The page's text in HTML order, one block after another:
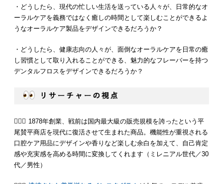
・どうしたら、現代の忙しい生活を送っている人々が、日常的なオ
ーラルケアを義務ではなく癒しの時間として楽しむことができるよ
うなオーラルケア製品をデザインできるだろうか？
・どうしたら、健康志向の人々が、面倒なオーラルケアを日常の癒
し習慣として取り入れることができる、魅力的なフレーバーを持つ
デンタルフロスをデザインできるだろうか？
💁🏻‍♂️ 1878年創業、戦前は国内最大級の販売規模を誇ったという平
尾賛平商店を現代に復活させて生まれた商品。機能性が重視される
口腔ケア用品にデザインや香りなど楽しむ余白を加えて、自己肯定
感や充実感を高める時間に変換してくれます（ミレニアル世代／30
代／男性）